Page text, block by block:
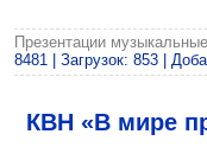
Презентации
8481 | Загрузок: 853 |
КВН «В мире